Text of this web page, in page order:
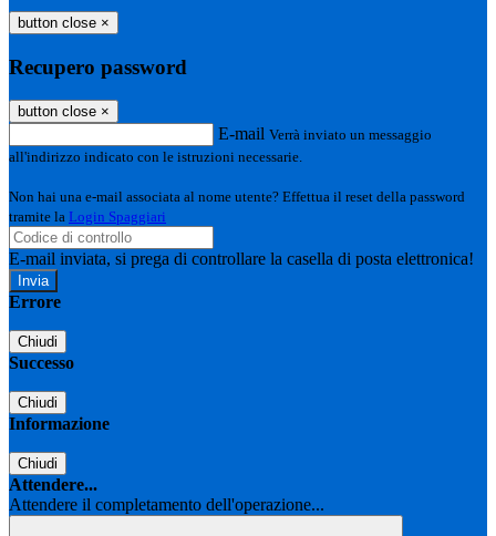
button close ×
Recupero password
button close ×
E-mail Verrà inviato un messaggio
all'indirizzo indicato con le istruzioni necessarie.
Non hai una e-mail associata al nome utente? Effettua il reset della password
tramite la Login Spaggiari
E-mail inviata, si prega di controllare la casella di posta elettronica!
Errore
Chiudi
Successo
Chiudi
Informazione
Chiudi
Attendere...
Attendere il completamento dell'operazione...